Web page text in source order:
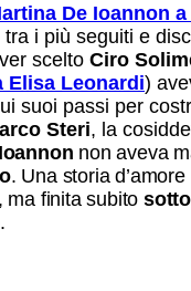
De Ioannon
tra i più seguiti e
scelto Ciro
Elisa Leonardi)
suoi passi per
Steri, la
non aveva
. Una storia
ma finita subito
.